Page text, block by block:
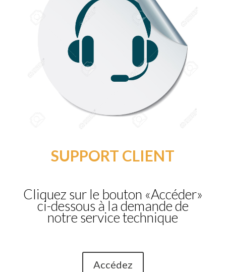
SUPPORT CLIENT
Cliquez sur le bouton «Accéder»
ci-dessous à la demande de
notre service technique
Accédez